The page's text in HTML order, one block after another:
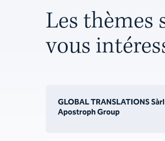
Les thèmes
vous
GLOBAL TRANSLATIONS
Apostroph Group